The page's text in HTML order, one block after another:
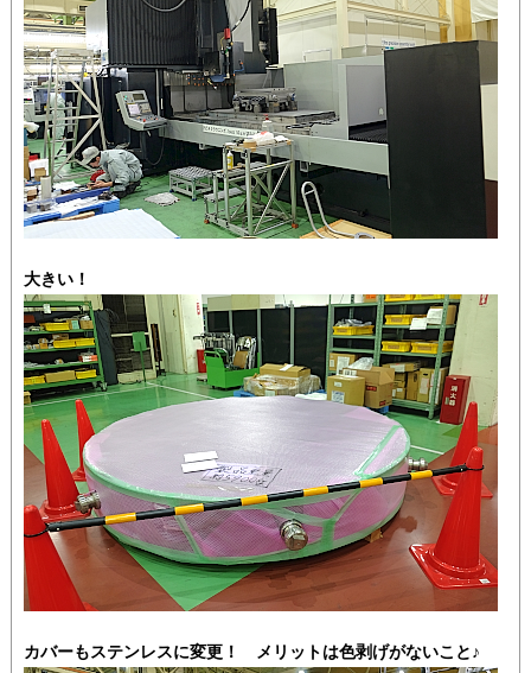
大きい！
カバーもステンレスに変更！ メリットは色剥げがないこと♪